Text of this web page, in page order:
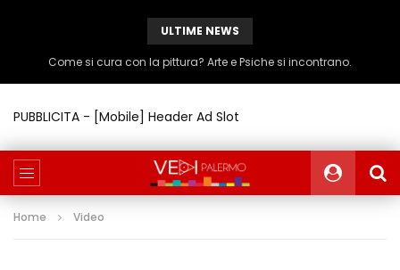
ULTIME NEWS
Come si cura con la pittura? Arte e Psiche si incontrano.
PUBBLICITA - [Mobile] Header Ad Slot
Home Video